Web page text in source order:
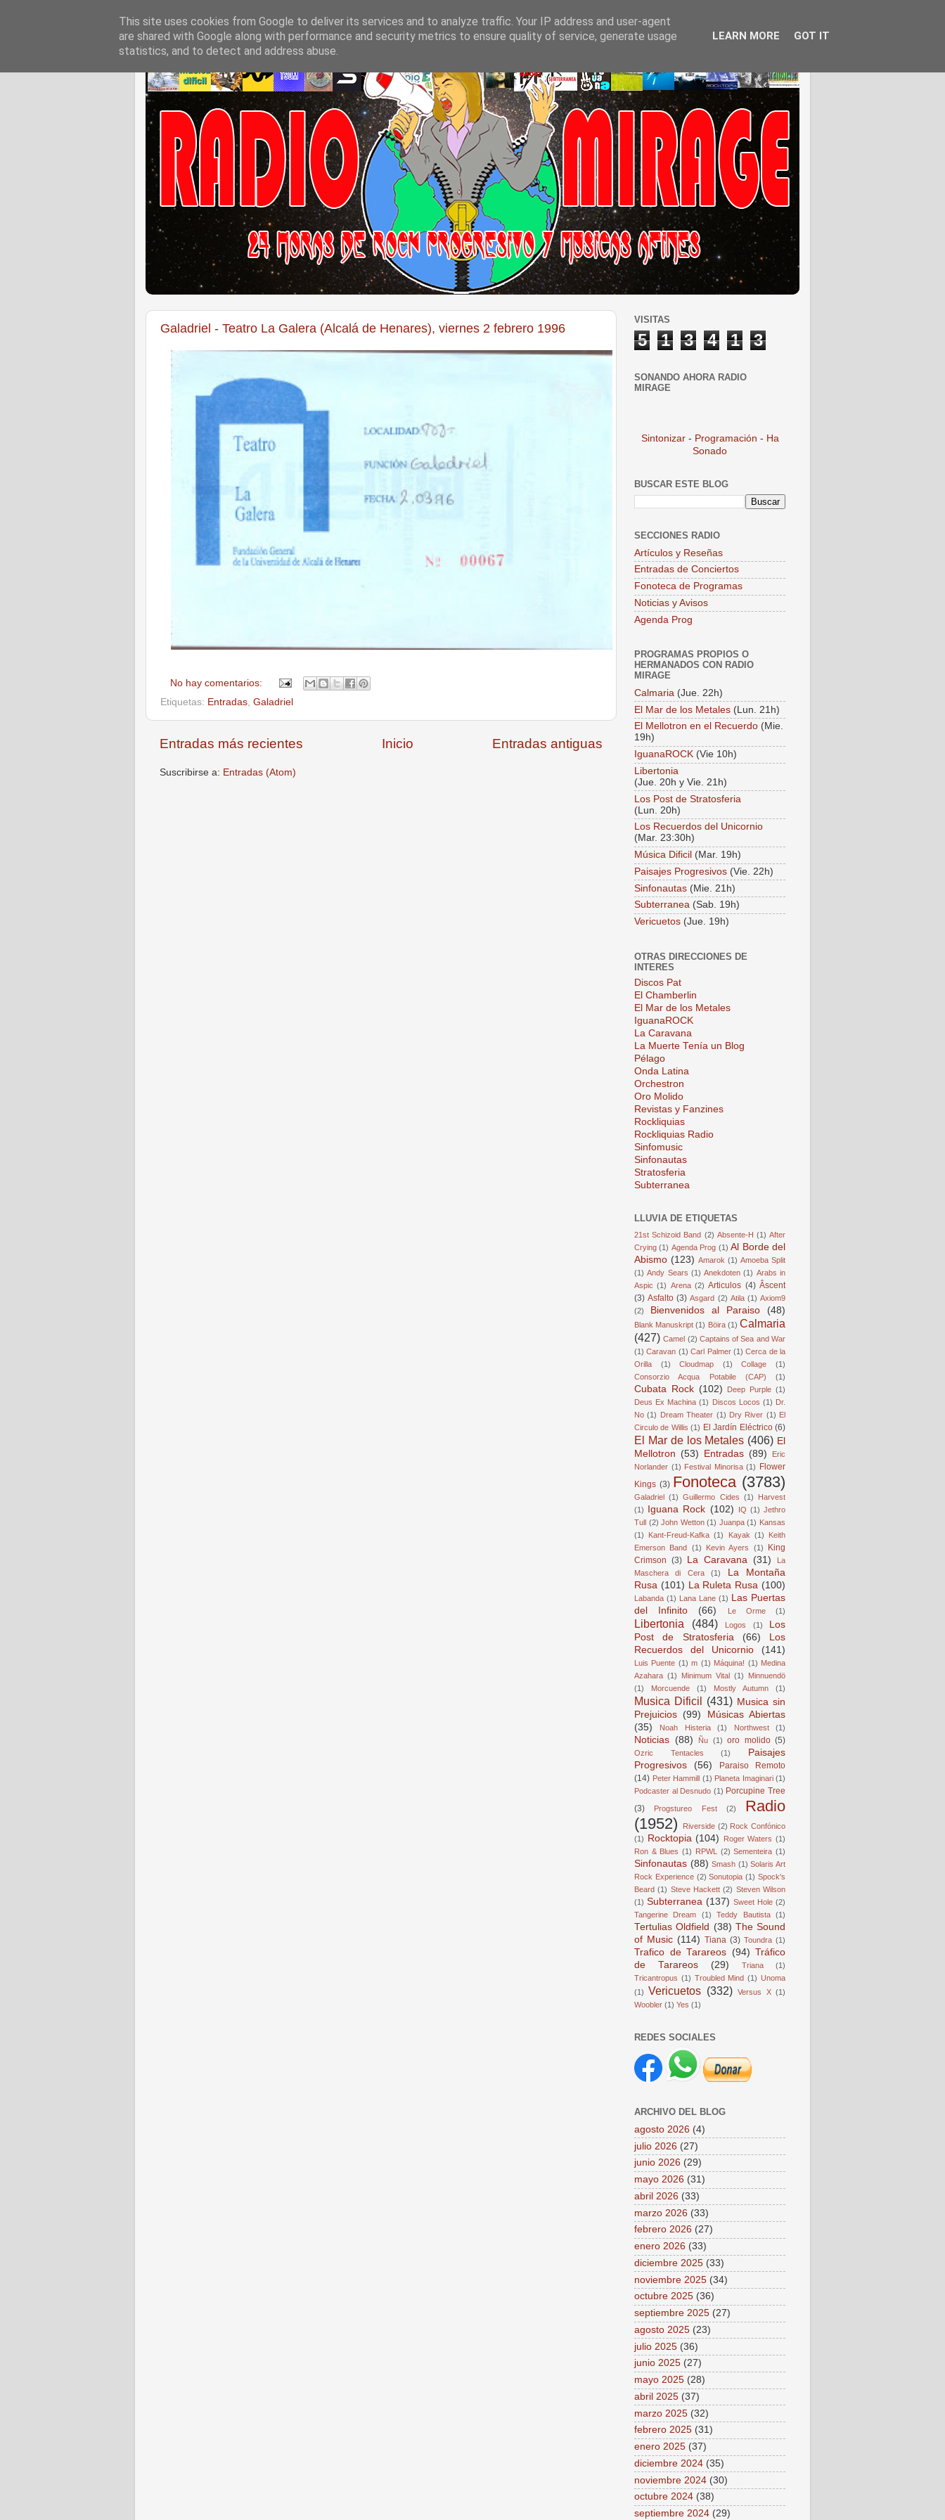
Galadriel - Teatro La Galera (Alcalá de Henares), viernes 2 febrero 1996
No hay comentarios:
Etiquetas: Entradas, Galadriel
Entradas más recientes Entradas antiguas
Inicio
Suscribirse a: Entradas (Atom)
VISITAS
5 1 3 4 1 3
SONANDO AHORA RADIO
MIRAGE
Sintonizar - Programación - Ha
Sonado
BUSCAR ESTE BLOG
SECCIONES RADIO
Artículos y Reseñas
Entradas de Conciertos
Fonoteca de Programas
Noticias y Avisos
Agenda Prog
PROGRAMAS PROPIOS O
HERMANADOS CON RADIO
MIRAGE
Calmaria (Jue. 22h)
El Mar de los Metales (Lun. 21h)
El Mellotron en el Recuerdo (Mie.
19h)
IguanaROCK (Vie 10h)
Libertonia
(Jue. 20h y Vie. 21h)
Los Post de Stratosferia
(Lun. 20h)
Los Recuerdos del Unicornio
(Mar. 23:30h)
Música Dificil (Mar. 19h)
Paisajes Progresivos (Vie. 22h)
Sinfonautas (Mie. 21h)
Subterranea (Sab. 19h)
Vericuetos (Jue. 19h)
OTRAS DIRECCIONES DE
INTERES
Discos Pat
El Chamberlin
El Mar de los Metales
IguanaROCK
La Caravana
La Muerte Tenía un Blog
Pélago
Onda Latina
Orchestron
Oro Molido
Revistas y Fanzines
Rockliquias
Rockliquias Radio
Sinfomusic
Sinfonautas
Stratosferia
Subterranea
LLUVIA DE ETIQUETAS
21st Schizoid Band (2) Absente-H (1) After
Crying (1) Agenda Prog (1) Al Borde del
Abismo (123) Amarok (1) Amoeba Split
(1) Andy Sears (1) Anekdoten (1) Arabs in
Aspic (1) Arena (2) Articulos (4) Âscent
(3) Asfalto (3) Asgard (2) Atila (1) Axiom9
(2)
Bienvenidos al Paraiso (48)
Blank Manuskript (1) Böira (1) Calmaria
(427) Camel (2) Captains of Sea and War
(1) Caravan (1) Carl Palmer (1) Cerca de la
Orilla
(1) Cloudmap (1) Collage
(1)
Consorzio Acqua Potabile (CAP)
(1)
Cubata Rock (102) Deep Purple (1)
Deus Ex Machina (1) Discos Locos (1) Dr.
No (1) Dream Theater (1) Dry River (1) El
Circulo de Willis (1) El Jardín Eléctrico (6)
El Mar de los Metales (406) El
Mellotron (53) Entradas (89)
Eric
Norlander (1) Festival Minorisa (1) Flower
Kings (3) Fonoteca (3783)
Galadriel (1) Guillermo Cides (1)
Harvest
(1) Iguana Rock (102) IQ (1) Jethro
Tull (2) John Wetton (1) Juanpa (1) Kansas
(1)
Kant-Freud-Kafka (1) Kayak (1)
Keith
Emerson Band (1) Kevin Ayers (1)
King
Crimson (3) La Caravana (31)
La
Maschera di Cera
(1)
La Montaña
Rusa (101) La Ruleta Rusa (100)
Labanda (1) Lana Lane (1) Las Puertas
del Infinito
(66) Le Orme (1)
Libertonia (484) Logos (1)
Los
Post de Stratosferia
(66)
Los
Recuerdos del Unicornio
(141)
Luis Puente (1) m (1) Máquina! (1) Medina
Azahara (1) Minimum Vital (1)
Minnuendö
(1)
Morcuende (1) Mostly Autumn (1)
Musica Dificil (431) Musica sin
Prejuicios (99)
Músicas Abiertas
(35)
Noah Histeria (1) Northwest (1)
Noticias (88) Ñu (1) oro molido (5)
Ozric Tentacles (1)
Paisajes
Progresivos
(56)
Paraiso Remoto
(14) Peter Hammill (1) Planeta Imaginari (1)
Podcaster al Desnudo (1) Porcupine Tree
(3)
Progstureo Fest (2)
Radio
(1952)
Riverside (2) Rock Confónico
(1) Rocktopia (104) Roger Waters (1)
Ron & Blues (1) RPWL (2) Sementeira (1)
Sinfonautas (88) Smash (1) Solaris Art
Rock Experience (2) Sonutopia (1) Spock's
Beard (1) Steve Hackett (2) Steven Wilson
(1) Subterranea (137) Sweet Hole (2)
Tangerine Dream
(1) Teddy Bautista (1)
Tertulias Oldfield (38) The Sound
of Music (114) Tiana (3) Toundra (1)
Trafico de Tarareos (94) Tráfico
de Tarareos
(29) Triana
(1)
Tricantropus (1) Troubled Mind (1) Unoma
(1)
Vericuetos (332) Versus X (1)
Woobler (1) Yes (1)
REDES SOCIALES
ARCHIVO DEL BLOG
agosto 2026 (4)
julio 2026 (27)
junio 2026 (29)
mayo 2026 (31)
abril 2026 (33)
marzo 2026 (33)
febrero 2026 (27)
enero 2026 (33)
diciembre 2025 (33)
noviembre 2025 (34)
octubre 2025 (36)
septiembre 2025 (27)
agosto 2025 (23)
julio 2025 (36)
junio 2025 (27)
mayo 2025 (28)
abril 2025 (37)
marzo 2025 (32)
febrero 2025 (31)
enero 2025 (37)
diciembre 2024 (35)
noviembre 2024 (30)
octubre 2024 (38)
septiembre 2024 (29)
This site uses cookies from Google to deliver its services and to analyze traffic. Your IP address and user-agent
are shared with Google along with performance and security metrics to ensure quality of service, generate usage
statistics, and to detect and address abuse.
LEARN MORE GOT IT